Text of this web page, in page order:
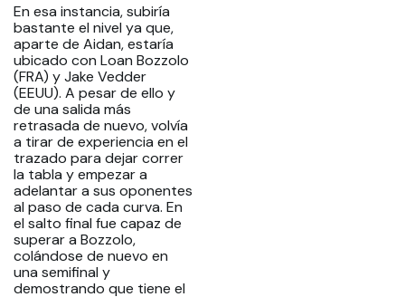
En esa instancia, subiría
bastante el nivel ya que,
aparte de Aidan, estaría
ubicado con Loan Bozzolo
(FRA) y Jake Vedder
(EEUU). A pesar de ello y
de una salida más
retrasada de nuevo, volvía
a tirar de experiencia en el
trazado para dejar correr
la tabla y empezar a
adelantar a sus oponentes
al paso de cada curva. En
el salto final fue capaz de
superar a Bozzolo,
colándose de nuevo en
una semifinal y
demostrando que tiene el